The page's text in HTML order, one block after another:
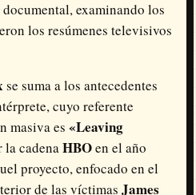
examinando los
los resúmenes televisivos
se suma a los antecedentes
cuyo referente
masiva es «Leaving
la cadena HBOen el año
proyecto, enfocado en el
de las víctimas James